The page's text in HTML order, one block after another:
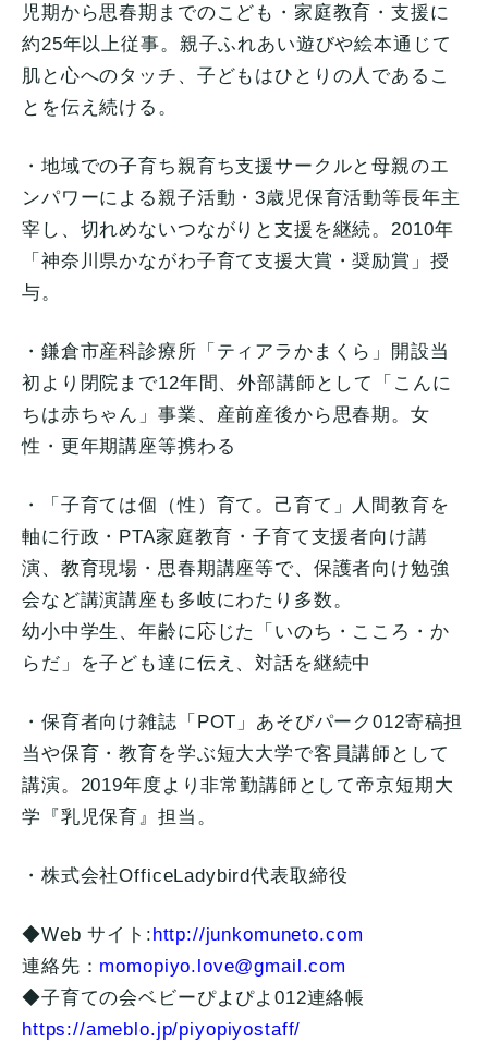
児期から思春期までのこ ども・家庭教育・支援に
約25年以上従事。 親子ふれあい遊びや絵本通じて
肌と心へのタッチ、 子どもはひとりの人であるこ
とを伝え続ける。
・ 地域での子育ち親育ち支援サークルと母親のエ
ンパワーによる親子活動・3歳児保育活動等長年主
宰し、 切れめないつながりと支援を継続。2010年
「 神奈川県かながわ子育て支援大賞・奨励賞」授
与。
・鎌倉市産科診療所「ティアラかまくら」 開設当
初より閉院まで12年間、外部講師として「 こんに
ちは赤ちゃん」事業、産前産後から思春期。女
性・ 更年期講座等携わる
・「子育ては個（性）育て。己育て」人間教育を
軸に行政・ PTA家庭教育・子育て支援者向け講
演、教育現場・ 思春期講座等で、 保護者向け勉強
会など講演講座も多岐にわたり多数。
幼小中学生、年齢に応じた「いのち・こころ・か
らだ」
を子ども達に伝え、対話を継続中
・保育者向け雑誌「POT」 あそびパーク012寄稿担
当や保育・教育を学ぶ短大大学で客員講師として
講演。 2019年度より非常勤講師として帝京短期大
学『乳児保育』 担当。
・株式会社OfficeLadybird代表取締役
◆Web サイト:http://junkomuneto.com
連絡先： momopiyo.love@gmail.com
◆子育ての会ベビーぴよぴよ012連絡帳
https://ameblo.jp/piyopiyostaff/